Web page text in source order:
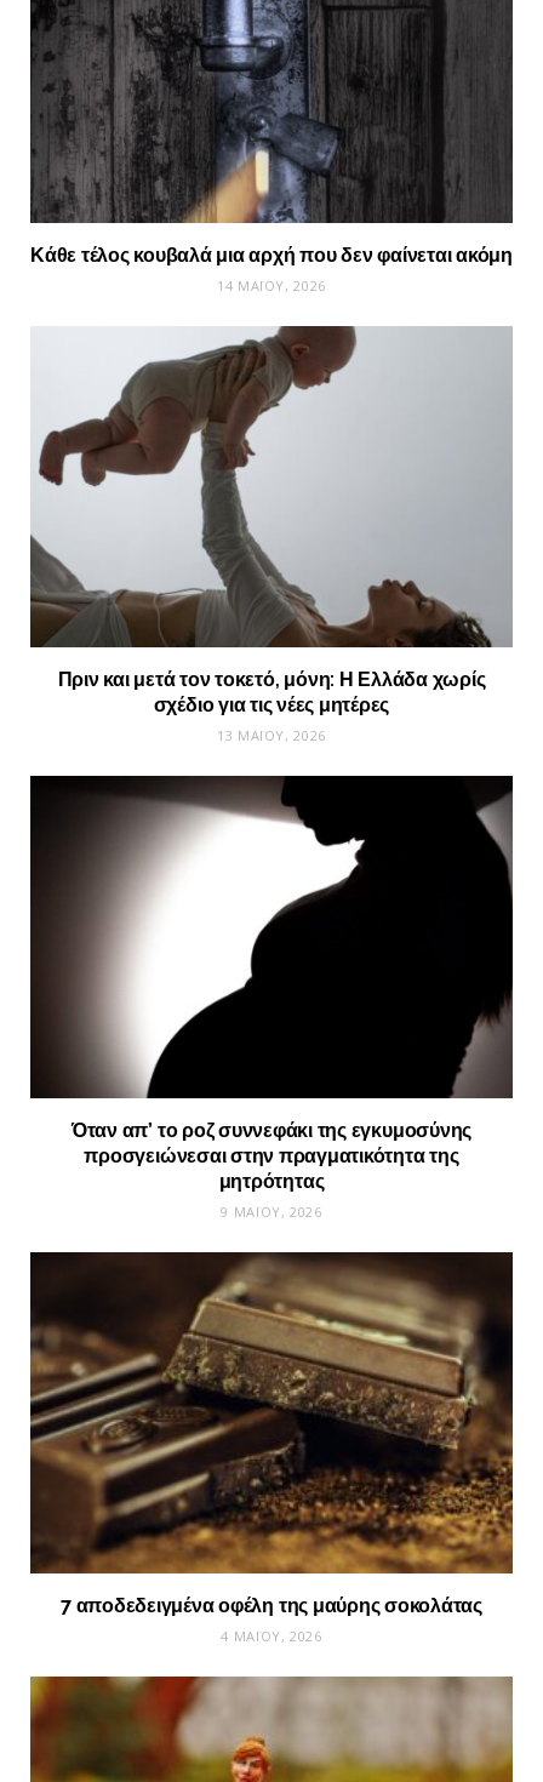
Κάθε τέλος κουβαλά μια αρχή που δεν φαίνεται ακόμη
14 ΜΑΪ́ΟΥ, 2026
Πριν και μετά τον τοκετό, μόνη: Η Ελλάδα χωρίς
σχέδιο για τις νέες μητέρες
13 ΜΑΪ́ΟΥ, 2026
Όταν απ’ το ροζ συννεφάκι της εγκυμοσύνης
προσγειώνεσαι στην πραγματικότητα της
μητρότητας
9 ΜΑΪ́ΟΥ, 2026
7 αποδεδειγμένα οφέλη της μαύρης σοκολάτας
4 ΜΑΪ́ΟΥ, 2026